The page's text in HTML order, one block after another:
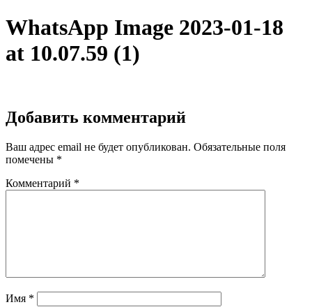
WhatsApp Image 2023-01-18
at 10.07.59 (1)
Добавить комментарий
Ваш адрес email не будет опубликован. Обязательные поля
помечены *
Комментарий *
Имя *